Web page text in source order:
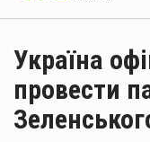
Україна
провести